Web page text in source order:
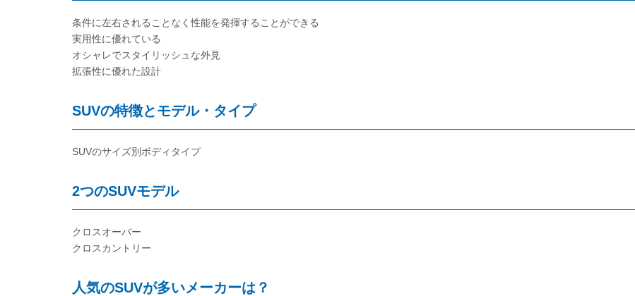
条件に左右されることなく性能を発揮することができる
実用性に優れている
オシャレでスタイリッシュな外見
拡張性に優れた設計
SUVの特徴とモデル・タイプ
SUVのサイズ別ボディタイプ
2つのSUVモデル
クロスオーバー
クロスカントリー
人気のSUVが多いメーカーは？